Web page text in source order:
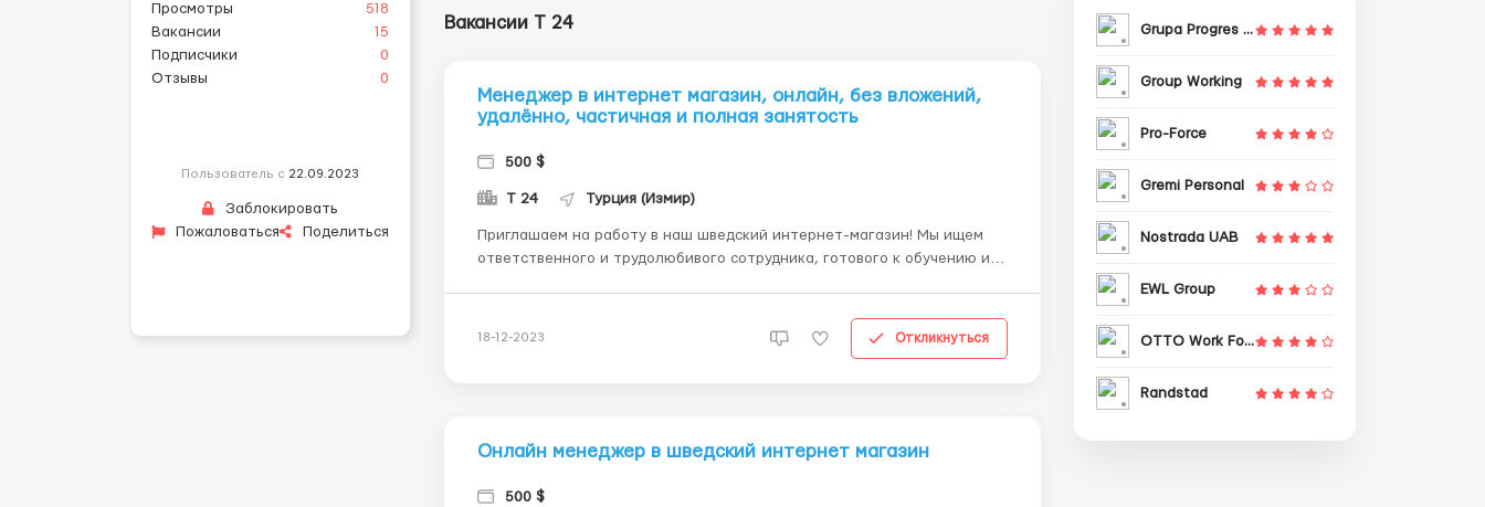
Просмотры
518
Вакансии
15
Подписчики
0
Отзывы
0
Пользователь с 22.09.2023
Заблокировать
Пожаловаться
Поделиться
Вакансии Т 24
Менеджер в интернет магазин, онлайн, без вложений,
удалённо, частичная и полная занятость
500 $
Т 24 Турция (Измир)
Приглашаем на работу в наш шведский интернет-магазин! Мы ищем
ответственного и трудолюбивого сотрудника, готового к обучению и
18-12-2023 Откликнуться
Онлайн менеджер в шведский интернет магазин
500 $
Grupa Progres Sp. z o.o.
Group Working
Pro-Force
Gremi Personal
Nostrada UAB
EWL Group
OTTO Work Force
Randstad